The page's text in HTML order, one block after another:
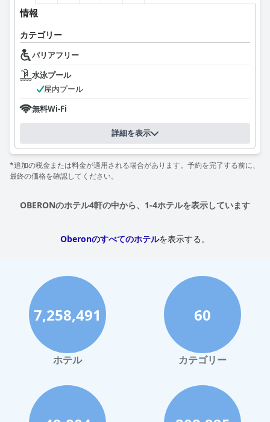
情報
カテゴリー
バリアフリー
水泳プール
屋内プール
無料Wi-Fi
詳細を表示
*追加の税金または料金が適用される場合があります。予約を完了する前に、
最終の価格を確認してください。
OBERONのホテル4軒の中から、1-4ホテルを表示しています
Oberonのすべてのホテルを表示する。
7,258,491
ホテル
60
カテゴリー